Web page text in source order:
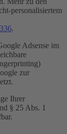
personalisiertem
.
Adsense im
zur
Ihrer
§ 25 Abs. 1